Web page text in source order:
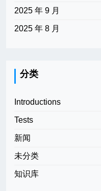
2025 年 9 月
2025 年 8 月
分类
Introductions
Tests
新闻
未分类
知识库